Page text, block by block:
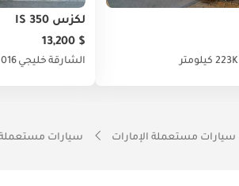
223K كيلومتر
لكزس IS 350
$ 13,200
الشارقة خليجي
سيارات مستعملة الإمارات سيارات